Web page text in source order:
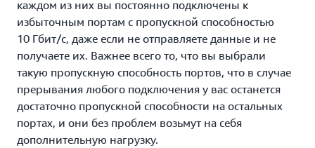
каждом из них вы постоянно подключены к
избыточным портам с пропускной способностью
10 Гбит/с, даже если не отправляете данные и не
получаете их. Важнее всего то, что вы выбрали
такую пропускную способность портов, что в случае
прерывания любого подключения у вас останется
достаточно пропускной способности на остальных
портах, и они без проблем возьмут на себя
дополнительную нагрузку.